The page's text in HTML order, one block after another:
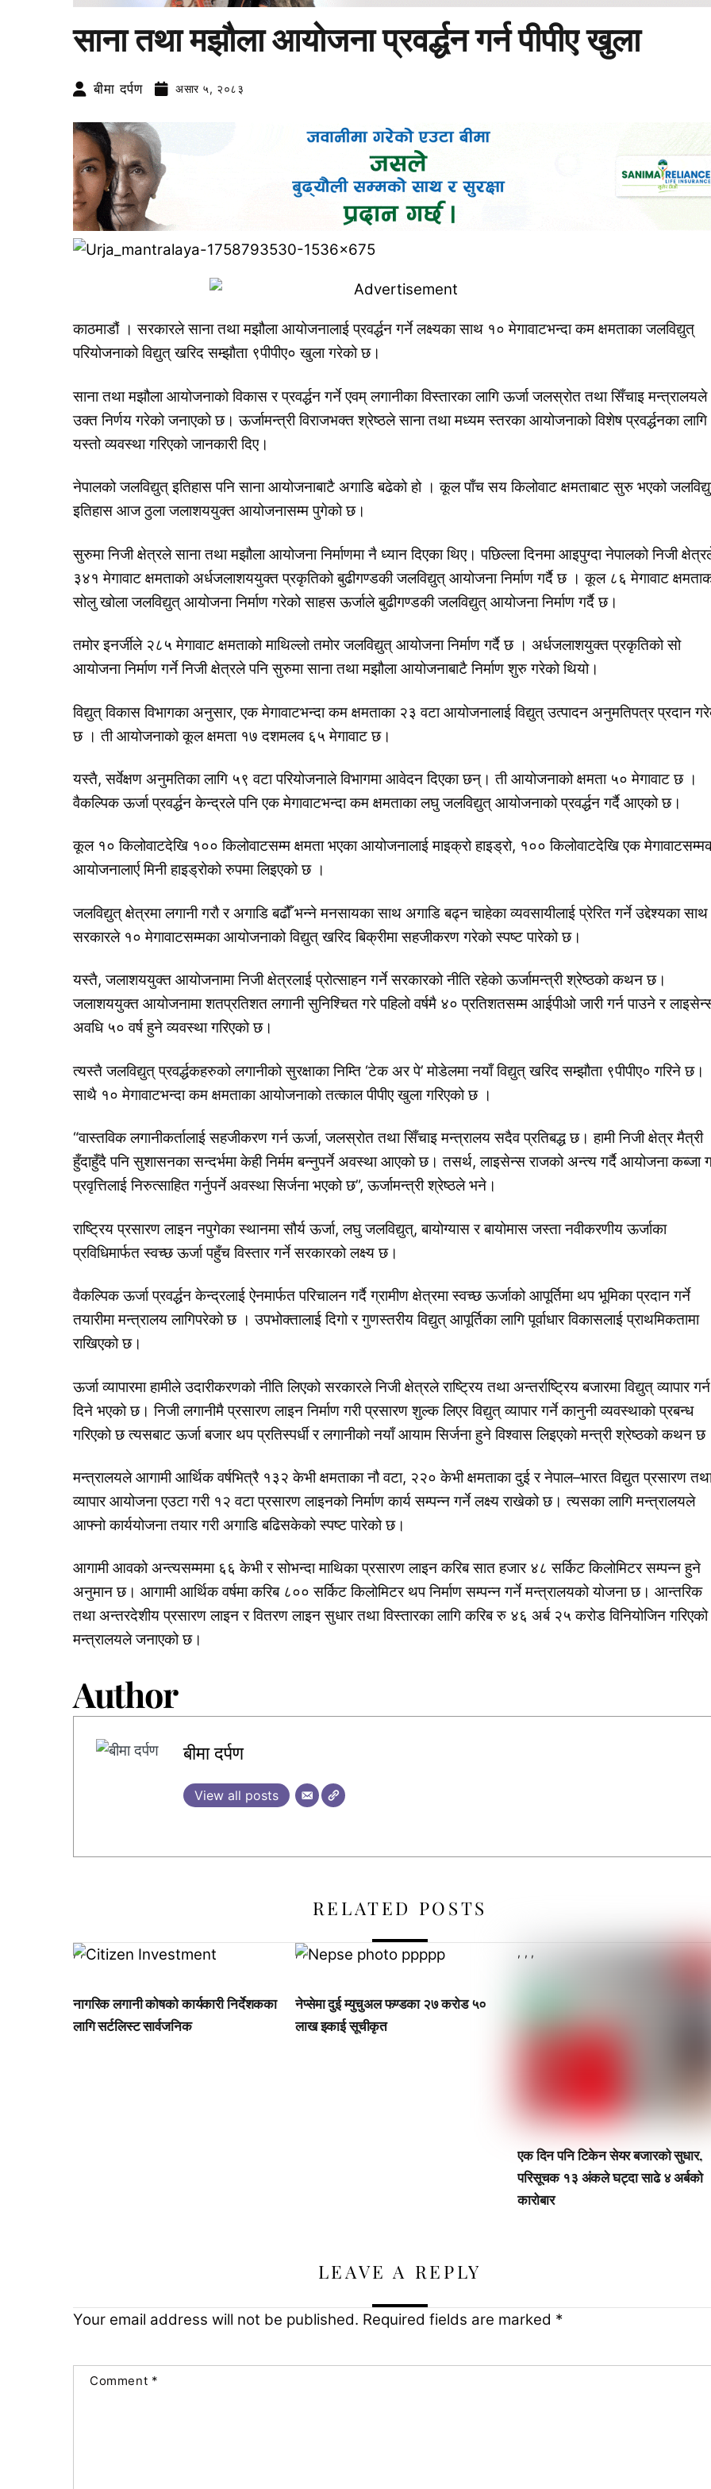
साना तथा मझौला आयोजना प्रवर्द्धन गर्न पीपीए खुला
बीमा दर्पण असार ५, २०८३
काठमाडौं । सरकारले साना तथा मझौला आयोजनालाई प्रवर्द्धन गर्ने लक्ष्यका साथ १० मेगावाटभन्दा कम क्षमताका जलविद्युत्
परियोजनाको विद्युत् खरिद सम्झौता ९पीपीए० खुला गरेको छ।
साना तथा मझौला आयोजनाको विकास र प्रवर्द्धन गर्ने एवम् लगानीका विस्तारका लागि ऊर्जा जलस्रोत तथा सिँचाइ मन्त्रालयले
उक्त निर्णय गरेको जनाएको छ। ऊर्जामन्त्री विराजभक्त श्रेष्ठले साना तथा मध्यम स्तरका आयोजनाको विशेष प्रवर्द्धनका लागि
यस्तो व्यवस्था गरिएको जानकारी दिए।
नेपालको जलविद्युत् इतिहास पनि साना आयोजनाबाटै अगाडि बढेको हो । कूल पाँच सय किलोवाट क्षमताबाट सुरु भएको
इतिहास आज ठुला जलाशययुक्त आयोजनासम्म पुगेको छ।
सुरुमा निजी क्षेत्रले साना तथा मझौला आयोजना निर्माणमा नै ध्यान दिएका थिए। पछिल्ला दिनमा आइपुग्दा नेपालको निजी
३४१ मेगावाट क्षमताको अर्धजलाशययुक्त प्रकृतिको बुढीगण्डकी जलविद्युत् आयोजना निर्माण गर्दै छ । कूल ८६ मेगावाट
सोलु खोला जलविद्युत् आयोजना निर्माण गरेको साहस ऊर्जाले बुढीगण्डकी जलविद्युत् आयोजना निर्माण गर्दै छ।
तमोर इनर्जीले २८५ मेगावाट क्षमताको माथिल्लो तमोर जलविद्युत् आयोजना निर्माण गर्दै छ । अर्धजलाशयुक्त प्रकृतिको सो
आयोजना निर्माण गर्ने निजी क्षेत्रले पनि सुरुमा साना तथा मझौला आयोजनाबाटै निर्माण शुरु गरेको थियो।
विद्युत् विकास विभागका अनुसार, एक मेगावाटभन्दा कम क्षमताका २३ वटा आयोजनालाई विद्युत् उत्पादन अनुमतिपत्र प्रदान
छ । ती आयोजनाको कूल क्षमता १७ दशमलव ६५ मेगावाट छ।
यस्तै, सर्वेक्षण अनुमतिका लागि ५९ वटा परियोजनाले विभागमा आवेदन दिएका छन्। ती आयोजनाको क्षमता ५० मेगावाट छ ।
वैकल्पिक ऊर्जा प्रवर्द्धन केन्द्रले पनि एक मेगावाटभन्दा कम क्षमताका लघु जलविद्युत् आयोजनाको प्रवर्द्धन गर्दै आएको छ।
कूल १० किलोवाटदेखि १०० किलोवाटसम्म क्षमता भएका आयोजनालाई माइक्रो हाइड्रो, १०० किलोवाटदेखि एक
आयोजनालार्ए मिनी हाइड्रोको रुपमा लिइएको छ ।
जलविद्युत् क्षेत्रमा लगानी गरौ र अगाडि बढौँ भन्ने मनसायका साथ अगाडि बढ्न चाहेका व्यवसायीलाई प्रेरित गर्ने उद्देश्यका साथ
सरकारले १० मेगावाटसम्मका आयोजनाको विद्युत् खरिद बिक्रीमा सहजीकरण गरेको स्पष्ट पारेको छ।
यस्तै, जलाशययुक्त आयोजनामा निजी क्षेत्रलाई प्रोत्साहन गर्ने सरकारको नीति रहेको ऊर्जामन्त्री श्रेष्ठको कथन छ।
जलाशययुक्त आयोजनामा शतप्रतिशत लगानी सुनिश्चित गरे पहिलो वर्षमै ४० प्रतिशतसम्म आईपीओ जारी गर्न पाउने र
अवधि ५० वर्ष हुने व्यवस्था गरिएको छ।
त्यस्तै जलविद्युत् प्रवर्द्धकहरुको लगानीको सुरक्षाका निम्ति ‘टेक अर पे’ मोडेलमा नयाँ विद्युत् खरिद सम्झौता ९पीपीए० गरिने छ।
साथै १० मेगावाटभन्दा कम क्षमताका आयोजनाको तत्काल पीपीए खुला गरिएको छ ।
“वास्तविक लगानीकर्तालाई सहजीकरण गर्न ऊर्जा, जलस्रोत तथा सिँचाइ मन्त्रालय सदैव प्रतिबद्ध छ। हामी निजी क्षेत्र मैत्री
हुँदाहुँदै पनि सुशासनका सन्दर्भमा केही निर्मम बन्नुपर्ने अवस्था आएको छ। तसर्थ, लाइसेन्स राजको अन्त्य गर्दै आयोजना कब्जा
प्रवृत्तिलाई निरुत्साहित गर्नुपर्ने अवस्था सिर्जना भएको छ”, ऊर्जामन्त्री श्रेष्ठले भने।
राष्ट्रिय प्रसारण लाइन नपुगेका स्थानमा सौर्य ऊर्जा, लघु जलविद्युत्, बायोग्यास र बायोमास जस्ता नवीकरणीय ऊर्जाका
प्रविधिमार्फत स्वच्छ ऊर्जा पहुँच विस्तार गर्ने सरकारको लक्ष्य छ।
वैकल्पिक ऊर्जा प्रवर्द्धन केन्द्रलाई ऐनमार्फत परिचालन गर्दै ग्रामीण क्षेत्रमा स्वच्छ ऊर्जाको आपूर्तिमा थप भूमिका प्रदान गर्ने
तयारीमा मन्त्रालय लागिपरेको छ । उपभोक्तालाई दिगो र गुणस्तरीय विद्युत् आपूर्तिका लागि पूर्वाधार विकासलाई प्राथमिकतामा
राखिएको छ।
ऊर्जा व्यापारमा हामीले उदारीकरणको नीति लिएको सरकारले निजी क्षेत्रले राष्ट्रिय तथा अन्तर्राष्ट्रिय बजारमा विद्युत् व्यापार गर्न
दिने भएको छ। निजी लगानीमै प्रसारण लाइन निर्माण गरी प्रसारण शुल्क लिएर विद्युत् व्यापार गर्ने कानुनी व्यवस्थाको प्रबन्ध
गरिएको छ त्यसबाट ऊर्जा बजार थप प्रतिस्पर्धी र लगानीको नयाँ आयाम सिर्जना हुने विश्वास लिइएको मन्त्री श्रेष्ठको कथन
मन्त्रालयले आगामी आर्थिक वर्षभित्रै १३२ केभी क्षमताका नौ वटा, २२० केभी क्षमताका दुई र नेपाल–भारत विद्युत प्रसारण
व्यापार आयोजना एउटा गरी १२ वटा प्रसारण लाइनको निर्माण कार्य सम्पन्न गर्ने लक्ष्य राखेको छ। त्यसका लागि मन्त्रालयले
आफ्नो कार्ययोजना तयार गरी अगाडि बढिसकेको स्पष्ट पारेको छ।
आगामी आवको अन्त्यसम्ममा ६६ केभी र सोभन्दा माथिका प्रसारण लाइन करिब सात हजार ४८ सर्किट किलोमिटर सम्पन्न हुने
अनुमान छ। आगामी आर्थिक वर्षमा करिब ८०० सर्किट किलोमिटर थप निर्माण सम्पन्न गर्ने मन्त्रालयको योजना छ। आन्तरिक
तथा अन्तरदेशीय प्रसारण लाइन र वितरण लाइन सुधार तथा विस्तारका लागि करिब रु ४६ अर्ब २५ करोड विनियोजिन गरिएको
मन्त्रालयले जनाएको छ।
Author
बीमा दर्पण
View all posts
RELATED POSTS
,,
नागरिक लगानी कोषको कार्यकारी निर्देशकका
लागि सर्टलिस्ट सार्वजनिक
,,
नेप्सेमा दुई म्युचुअल फण्डका २७ करोड ५०
लाख इकाई सूचीकृत
, , ,
एक दिन पनि टिकेन सेयर बजारको सुधार,
परिसूचक १३ अंकले घट्दा साढे ४ अर्बको
कारोबार
LEAVE A REPLY
Your email address will not be published. Required fields are marked *
Comment *